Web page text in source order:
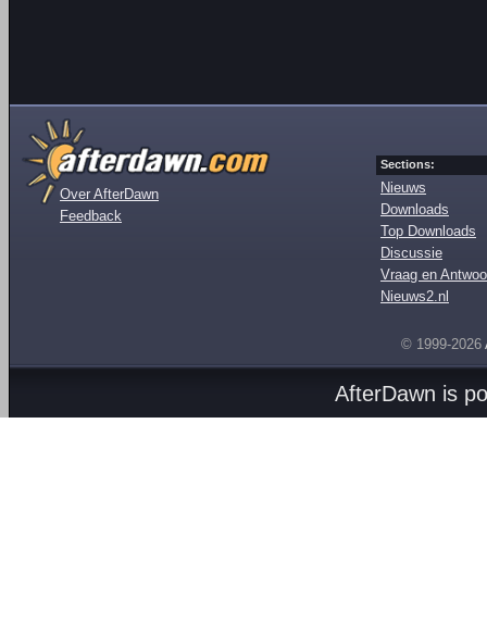
Over AfterDawn
Feedback
Sections:
Nieuws
Downloads
Top Downloads
Discussie
Vraag en
Nieuws2.nl
© 1999-2026
AfterDawn is